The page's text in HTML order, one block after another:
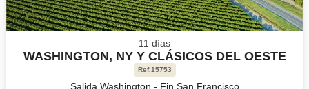
11 días
WASHINGTON, NY Y CLÁSICOS DEL OESTE
Ref.15753
Salida Washington - Fin San Francisco